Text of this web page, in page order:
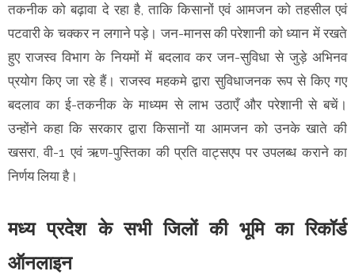
तकनीक को बढ़ावा दे रहा है, ताकि किसानों एवं आमजन को तहसील एवं
पटवारी के चक्कर न लगाने पड़े। जन-मानस की परेशानी को ध्यान में रखते
हुए राजस्व विभाग के नियमों में बदलाव कर जन-सुविधा से जुड़े अभिनव
प्रयोग किए जा रहे हैं। राजस्व महकमे द्वारा सुविधाजनक रूप से किए गए
बदलाव का ई-तकनीक के माध्यम से लाभ उठाएँ और परेशानी से बचें।
उन्होंने कहा कि सरकार द्वारा किसानों या आमजन को उनके खाते की
खसरा, वी-1 एवं ऋण-पुस्तिका की प्रति वाट्सएप पर उपलब्ध कराने का
निर्णय लिया है।
मध्य प्रदेश के सभी जिलों की भूमि का रिकॉर्ड
ऑनलाइन